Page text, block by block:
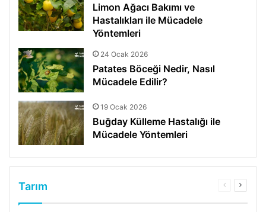
Limon Ağacı Bakımı ve
Hastalıkları ile Mücadele
Yöntemleri
24 Ocak 2026
Patates Böceği Nedir, Nasıl
Mücadele Edilir?
19 Ocak 2026
Buğday Külleme Hastalığı ile
Mücadele Yöntemleri
Tarım
ÖncekiSonraki